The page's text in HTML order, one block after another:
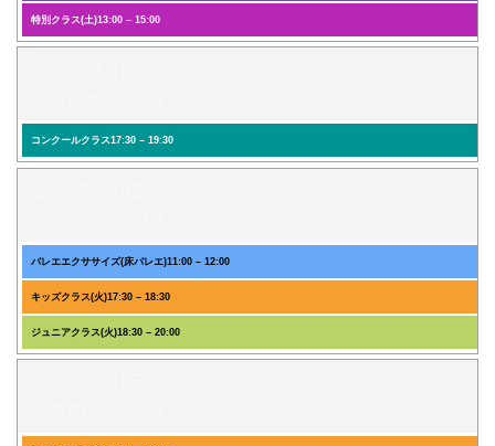
特別クラス(土)13:00 – 15:00
コンクールクラス17:30 – 19:30
バレエエクササイズ(床バレエ)11:00 – 12:00
キッズクラス(火)17:30 – 18:30
ジュニアクラス(火)18:30 – 20:00